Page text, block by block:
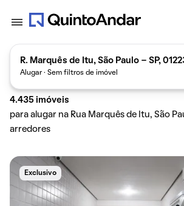
R. Marquês de Itu, São Paulo - SP,
Alugar · Sem filtros de imóvel
4.435 imóveis
para alugar na Rua Marquês de Itu, São
arredores
Exclusivo